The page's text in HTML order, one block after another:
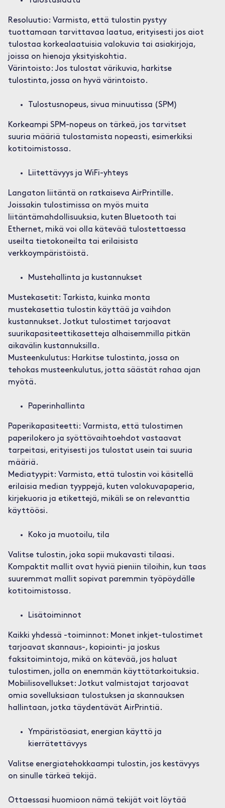
Resoluutio: Varmista, että tulostin pystyy
tuottamaan tarvittavaa laatua, erityisesti jos aiot
tulostaa korkealaatuisia valokuvia tai asiakirjoja,
joissa on hienoja yksityiskohtia.
Värintoisto: Jos tulostat värikuvia, harkitse
tulostinta, jossa on hyvä värintoisto.
Tulostusnopeus, sivua minuutissa (SPM)
Korkeampi SPM-nopeus on tärkeä, jos tarvitset
suuria määriä tulostamista nopeasti, esimerkiksi
kotitoimistossa.
Liitettävyys ja WiFi-yhteys
Langaton liitäntä on ratkaiseva AirPrintille.
Joissakin tulostimissa on myös muita
liitäntämahdollisuuksia, kuten Bluetooth tai
Ethernet, mikä voi olla kätevää tulostettaessa
useilta tietokoneilta tai erilaisista
verkkoympäristöistä.
Mustehallinta ja kustannukset
Mustekasetit: Tarkista, kuinka monta
mustekasettia tulostin käyttää ja vaihdon
kustannukset. Jotkut tulostimet tarjoavat
suurikapasiteettikasetteja alhaisemmilla pitkän
aikavälin kustannuksilla.
Musteenkulutus: Harkitse tulostinta, jossa on
tehokas musteenkulutus, jotta säästät rahaa ajan
myötä.
Paperinhallinta
Paperikapasiteetti: Varmista, että tulostimen
paperilokero ja syöttövaihtoehdot vastaavat
tarpeitasi, erityisesti jos tulostat usein tai suuria
määriä.
Mediatyypit: Varmista, että tulostin voi käsitellä
erilaisia median tyyppejä, kuten valokuvapaperia,
kirjekuoria ja etikettejä, mikäli se on relevanttia
käyttöösi.
Koko ja muotoilu, tila
Valitse tulostin, joka sopii mukavasti tilaasi.
Kompaktit mallit ovat hyviä pieniin tiloihin, kun taas
suuremmat mallit sopivat paremmin työpöydälle
kotitoimistossa.
Lisätoiminnot
Kaikki yhdessä -toiminnot: Monet inkjet-tulostimet
tarjoavat skannaus-, kopiointi- ja joskus
faksitoimintoja, mikä on kätevää, jos haluat
tulostimen, jolla on enemmän käyttötarkoituksia.
Mobiilisovellukset: Jotkut valmistajat tarjoavat
omia sovelluksiaan tulostuksen ja skannauksen
hallintaan, jotka täydentävät AirPrintiä.
Ympäristöasiat, energian käyttö ja
kierrätettävyys
Valitse energiatehokkaampi tulostin, jos kestävyys
on sinulle tärkeä tekijä.
Ottaessasi huomioon nämä tekijät voit löytää